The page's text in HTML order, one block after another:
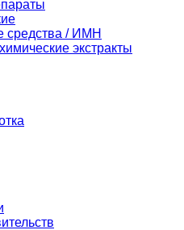
средства / ИМН
экстракты